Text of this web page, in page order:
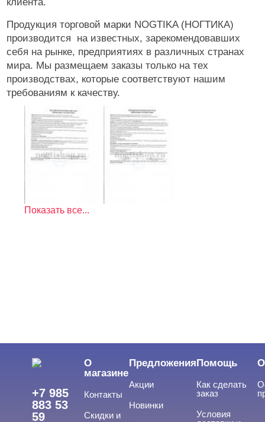
Продукция торговой марки NOGTIKA (НОГТИКА)
производится на известных, зарекомендовавших
себя на рынке, предприятиях в различных странах
мира. Мы размещаем заказы только на тех
производствах, которые соответствуют нашим
требованиям к качеству.
Показать все...
+7 985
883 53
59
О
магазине
Контакты
Скидки и
Предложения
Акции
Новинки
Помощь
Как сделать
заказ
Условия